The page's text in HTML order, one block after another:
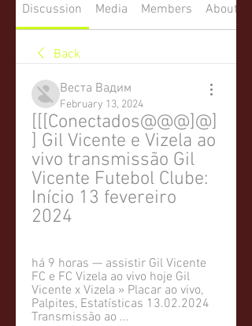
Discussion Media Members About
Back
Веста Вадим
February 13, 2024
[[[Conectados@@@]@]
] Gil Vicente e Vizela ao
vivo transmissão Gil
Vicente Futebol Clube:
Início 13 fevereiro
2024
há 9 horas — assistir Gil Vicente
FC e FC Vizela ao vivo hoje Gil
Vicente x Vizela » Placar ao vivo,
Palpites, Estatísticas 13.02.2024
Transmissão ao ...